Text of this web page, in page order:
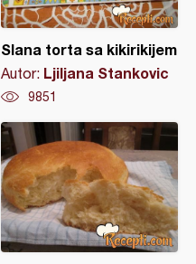
Slana torta sa kikirikijem
Autor: Ljiljana Stankovic
9851